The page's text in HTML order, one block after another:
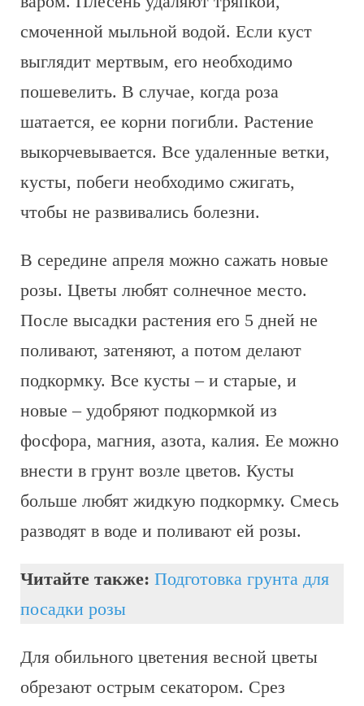
смоченной мыльной водой. Если куст
выглядит мертвым, его необходимо
пошевелить. В случае, когда роза
шатается, ее корни погибли. Растение
выкорчевывается. Все удаленные ветки,
кусты, побеги необходимо сжигать,
чтобы не развивались болезни.
В середине апреля можно сажать новые
розы. Цветы любят солнечное место.
После высадки растения его 5 дней не
поливают, затеняют, а потом делают
подкормку. Все кусты – и старые, и
новые – удобряют подкормкой из
фосфора, магния, азота, калия. Ее можно
внести в грунт возле цветов. Кусты
больше любят жидкую подкормку. Смесь
разводят в воде и поливают ей розы.
Читайте также: Подготовка грунта для
посадки розы
Для обильного цветения весной цветы
обрезают острым секатором. Срез